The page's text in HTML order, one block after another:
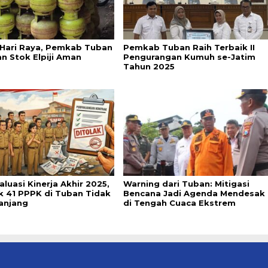
Raya, Pemkab Tuban
Stok Elpiji Aman
Pemkab Tuban Raih Terbaik II
Pengurangan Kumuh se-Jatim
Tahun 2025
Kinerja Akhir 2025,
41 PPPK di Tuban Tidak
Warning dari Tuban: Mitigasi
Bencana Jadi Agenda Mendesak
di Tengah Cuaca Ekstrem